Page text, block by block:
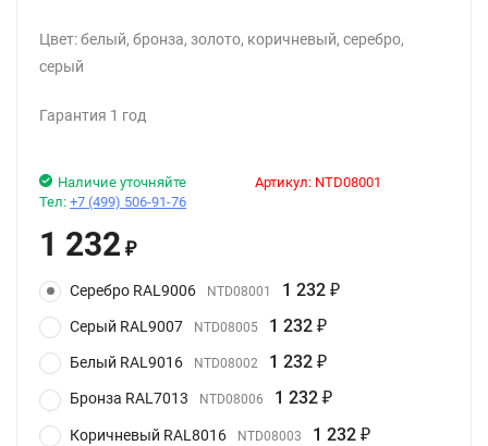
Цвет: белый, бронза, золото, коричневый, серебро,
серый
Гарантия 1 год
Артикул: NTD08001
Наличие уточняйте
Тел: +7 (499) 506-91-76
1 232 ₽
Серебро RAL9006 NTD08001 1 232 ₽
Серый RAL9007 NTD08005 1 232 ₽
Белый RAL9016 NTD08002 1 232 ₽
Бронза RAL7013 NTD08006 1 232 ₽
Коричневый RAL8016 NTD08003 1 232 ₽